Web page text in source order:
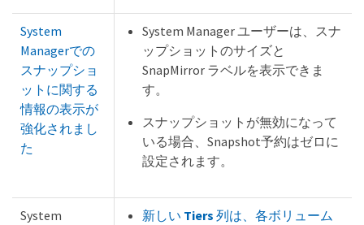
System
Managerでの
スナップショ
ットに関する
情報の表示が
強化されまし
た
System Manager ユーザーは、スナ
ップショットのサイズと
SnapMirror ラベルを表示できま
す。
スナップショットが無効になって
いる場合、Snapshot予約はゼロに
設定されます。
System
新しい Tiers 列は、各ボリューム